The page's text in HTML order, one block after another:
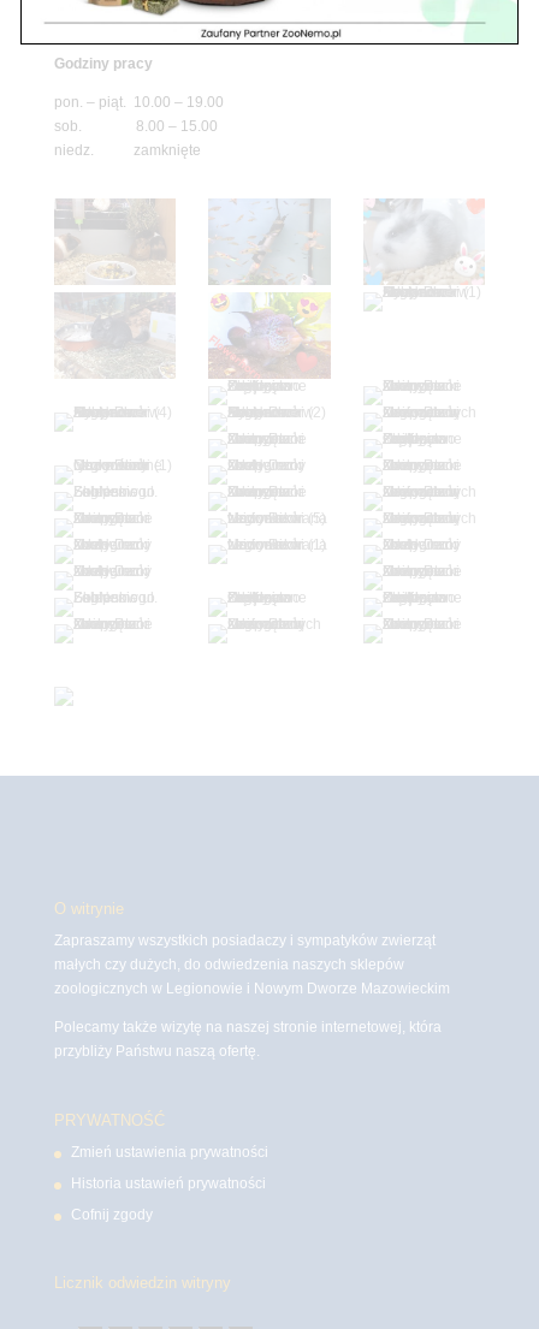
tel. 503 900 215
Godziny pracy
pon. – piąt. 10.00 – 19.00
sob. 8.00 – 15.00
niedz. zamknięte
O witrynie
Zapraszamy wszystkich posiadaczy i sympatyków zwierząt
małych czy dużych, do odwiedzenia naszych sklepów
zoologicznych w Legionowie i Nowym Dworze Mazowieckim
Polecamy także wizytę na naszej stronie internetowej, która
przybliży Państwu naszą ofertę.
PRYWATNOŚĆ
Zmień ustawienia prywatności
Historia ustawień prywatności
Cofnij zgody
Licznik odwiedzin witryny